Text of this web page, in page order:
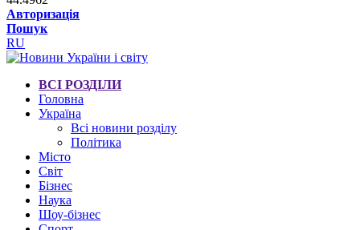
Авторизація
Пошук
RU
ВСІ РОЗДІЛИ
Головна
Україна
Всі новини розділу
Політика
Місто
Світ
Бізнес
Наука
Шоу-бізнес